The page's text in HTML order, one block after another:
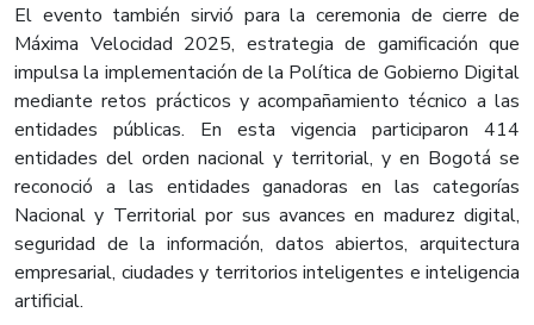
El evento también sirvió para la ceremonia de cierre de
Máxima Velocidad 2025, estrategia de gamificación que
impulsa la implementación de la Política de Gobierno Digital
mediante retos prácticos y acompañamiento técnico a las
entidades públicas. En esta vigencia participaron 414
entidades del orden nacional y territorial, y en Bogotá se
reconoció a las entidades ganadoras en las categorías
Nacional y Territorial por sus avances en madurez digital,
seguridad de la información, datos abiertos, arquitectura
empresarial, ciudades y territorios inteligentes e inteligencia
artificial.